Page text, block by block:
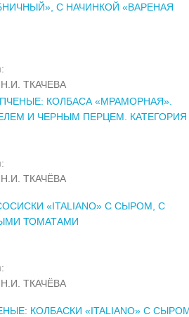
С НАЧИНКОЙ «ВАРЕНАЯ
ТКАЧЕВА
КОЛБАСА «МРАМОРНАЯ».
И ЧЕРНЫМ ПЕРЦЕМ. КАТЕГОРИЯ
ТКАЧЁВА
«ITALIANO» С СЫРОМ, С
ТОМАТАМИ
ТКАЧЁВА
КОЛБАСКИ «ITALIANO» С